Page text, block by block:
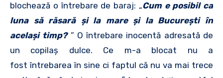
blochează o întrebare de baraj: „Cum e posibil ca
luna să răsară şi la mare şi la Bucureşti în
acelaşi timp? ” O întrebare inocentă adresată de
un copilaş dulce. Ce m-a blocat nu a
fost întrebarea în sine ci faptul că nu va mai trece